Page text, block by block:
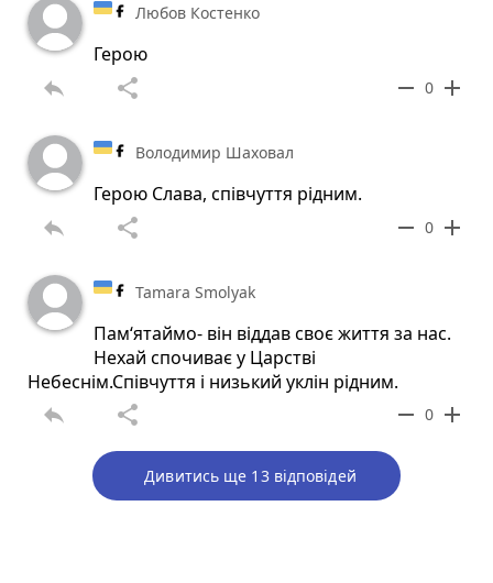
Любов Костенко
Герою
reply share remove 0 add
Володимир Шаховал
Герою Слава, співчуття рідним.
reply share remove 0 add
Tamara Smolyak
Пам‘ятаймо- він віддав своє життя за нас.
Нехай спочиває у Царстві
Небеснім.Співчуття і низький уклін рідним.
reply share remove 0 add
Дивитись ще 13 відповідей